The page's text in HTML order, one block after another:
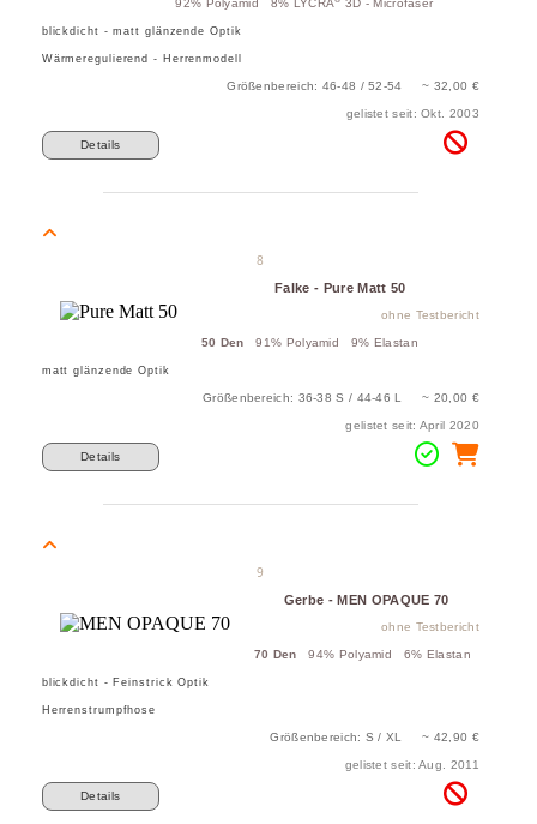
92% Polyamid 8% LYCRA 3D - Microfaser
blickdicht - matt glänzende Optik
Wärmeregulierend - Herrenmodell
Größenbereich: 46-48 / 52-54 ~ 32,00 €
gelistet seit: Okt. 2003
Details
8
Falke - Pure Matt 50
ohne Testbericht
50 Den 91% Polyamid 9% Elastan
matt glänzende Optik
Größenbereich: 36-38 S / 44-46 L ~ 20,00 €
gelistet seit: April 2020
Details
9
Gerbe - MEN OPAQUE 70
ohne Testbericht
70 Den 94% Polyamid 6% Elastan
blickdicht - Feinstrick Optik
Herrenstrumpfhose
Größenbereich: S / XL ~ 42,90 €
gelistet seit: Aug. 2011
Details